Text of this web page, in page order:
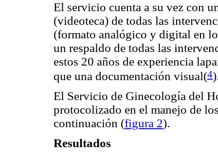
El servicio cuenta a su vez con
(videoteca) de todas las
(formato analógico y digital en
un respaldo de todas las
estos 20 años de experiencia
que una documentación visual(4
El Servicio de Ginecología del
protocolizado en el manejo de
continuación (figura 2).
Resultados